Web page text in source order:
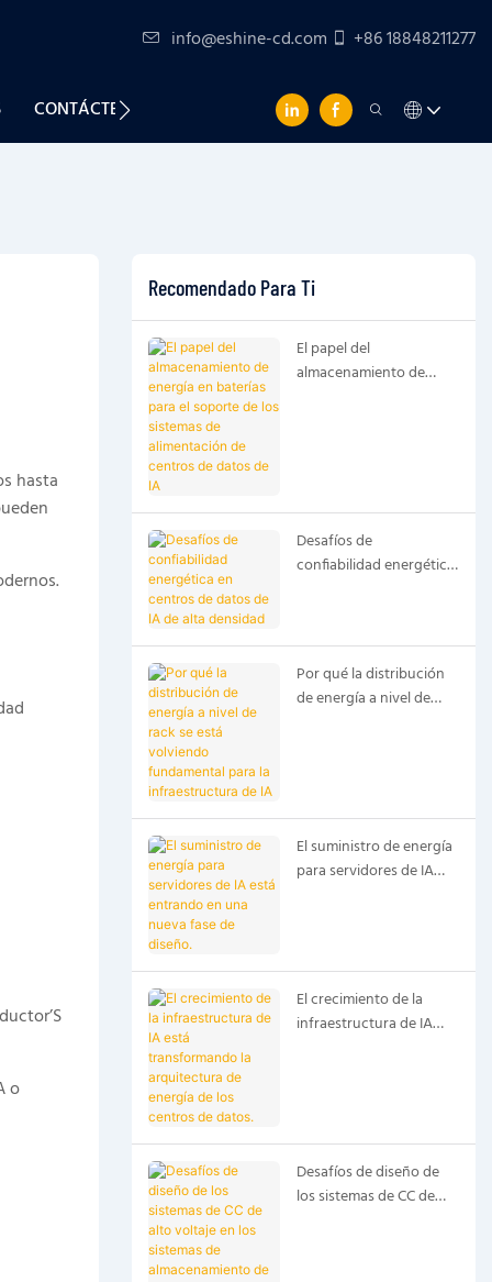
info@eshine-cd.com +86 18848211277
CONTÁCTENOS
hasta
o
Recomendado Para Ti
El papel del
almacenamiento de
Desafíos de
confiabilidad energética
Por qué la distribución
de energía a nivel de
El suministro de energía
para servidores de IA
El crecimiento de la
infraestructura de IA
Desafíos de diseño de
los sistemas de CC de